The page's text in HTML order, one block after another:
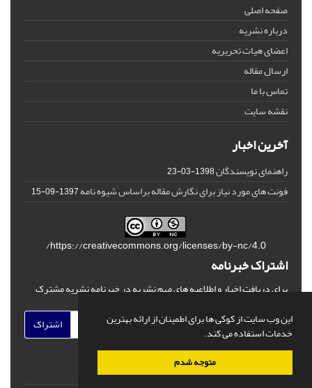
این وب سایت از کوکی ها برای اطمینان از ارائه بهترین
خدمات استفاده می کند.
متوجه شدم
صفحه اصلی
درباره نشریه
اعضای هیات تحریریه
ارسال مقاله
تماس با ما
نقشه سایت
آخرین اخبار
راهنمای نویسندگان1398-03-23
فونت های مورد نیاز برای نگارش مقاله براساس شیوه نامه1397-09-15
https://creativecommons.org/licenses/by-nc/4.0/
اشتراک خبرنامه
برای دریافت اخبار و اطلاعیه های مهم نشریه در خبرنامه نشریه مشترک
اشتراک